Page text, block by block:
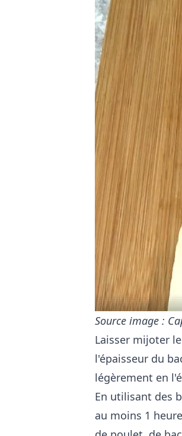
Source image :
Laisser mijoter
l'épaisseur du
légèrement en
En utilisant des
au moins 1